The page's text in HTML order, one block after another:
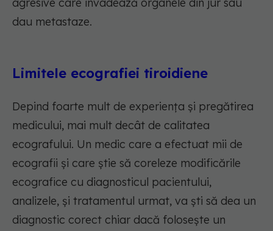
agresive care invadează organele din jur sau
dau metastaze.
Limitele ecografiei tiroidiene
Depind foarte mult de experiența și pregătirea
medicului, mai mult decât de calitatea
ecografului. Un medic care a efectuat mii de
ecografii și care știe să coreleze modificările
ecografice cu diagnosticul pacientului,
analizele, și tratamentul urmat, va ști să dea un
diagnostic corect chiar dacă folosește un